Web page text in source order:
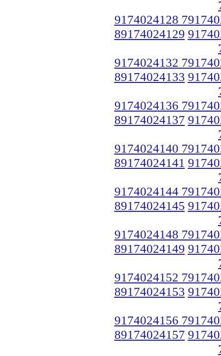
9174024128
89174024129
9174024132
89174024133
9174024136
89174024137
9174024140
89174024141
9174024144
89174024145
9174024148
89174024149
9174024152
89174024153
9174024156
89174024157